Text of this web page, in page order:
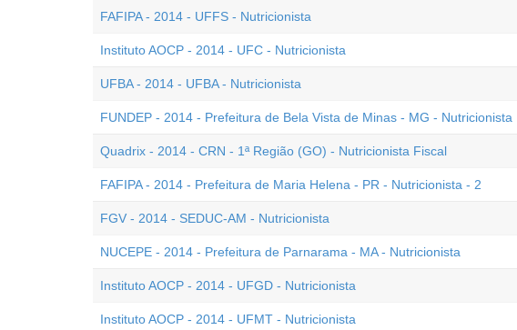
FAFIPA - 2014 - UFFS - Nutricionista
Instituto AOCP - 2014 - UFC - Nutricionista
UFBA - 2014 - UFBA - Nutricionista
FUNDEP - 2014 - Prefeitura de Bela Vista de Minas - MG - Nutricionista
Quadrix - 2014 - CRN - 1ª Região (GO) - Nutricionista Fiscal
FAFIPA - 2014 - Prefeitura de Maria Helena - PR - Nutricionista - 2
FGV - 2014 - SEDUC-AM - Nutricionista
NUCEPE - 2014 - Prefeitura de Parnarama - MA - Nutricionista
Instituto AOCP - 2014 - UFGD - Nutricionista
Instituto AOCP - 2014 - UFMT - Nutricionista